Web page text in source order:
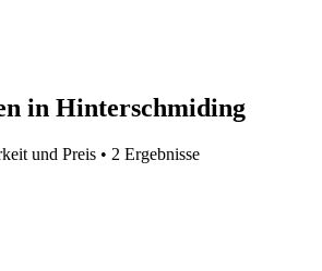
in Hinterschmiding
und Preis • 2 Ergebnisse